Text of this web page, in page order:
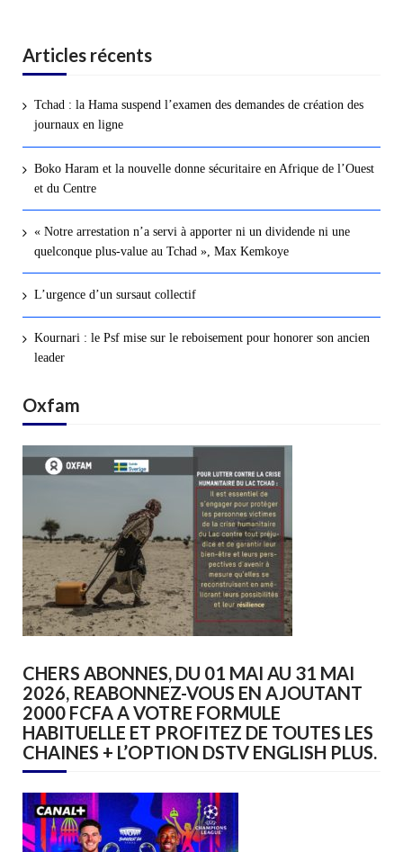
Articles récents
Tchad : la Hama suspend l’examen des demandes de création des
journaux en ligne
Boko Haram et la nouvelle donne sécuritaire en Afrique de l’Ouest
et du Centre
« Notre arrestation n’a servi à apporter ni un dividende ni une
quelconque plus-value au Tchad », Max Kemkoye
L’urgence d’un sursaut collectif
Kournari : le Psf mise sur le reboisement pour honorer son ancien
leader
Oxfam
CHERS ABONNES, DU 01 MAI AU 31 MAI
2026, REABONNEZ-VOUS EN AJOUTANT
2000 FCFA A VOTRE FORMULE
HABITUELLE ET PROFITEZ DE TOUTES LES
CHAINES + L’OPTION DSTV ENGLISH PLUS.